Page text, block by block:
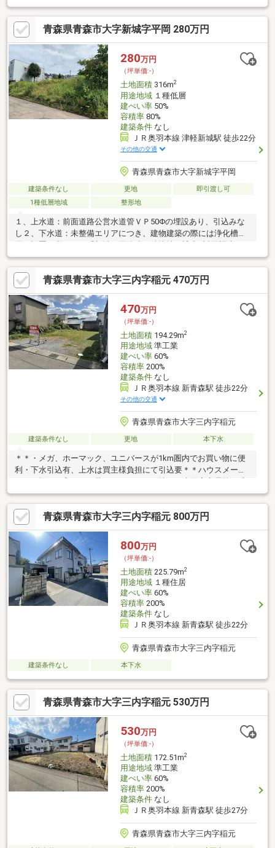
青森県青森市大字新城字平岡 280万円
280万円
（坪単価:-）
土地面積316m2
用途地域１種低層
建ぺい率50%
容積率80%
建築条件なし
ＪＲ奥羽本線 津軽新城駅 徒歩22分
その他の交通
青森県青森市大字新城字平岡
建築条件なし 更地
即引渡し可
1種低層地域
整形地
１、上水道：前面道路公営水道管ＶＰ50Φの埋設あり、引込みな
し２、下水道：未整備エリアにつき、建物建築の際には浄化槽設
備の設置が必要３、『新城平岡遺跡』隣接地に該当※試掘調査に
ついては任意４、現状有姿（売主の契約不適合責任免責）でのお
引き渡し
青森県青森市大字三内字稲元 470万円
470万円
（坪単価:-）
土地面積194.29m2
用途地域準工業
建ぺい率60%
容積率200%
建築条件なし
ＪＲ奥羽本線 新青森駅 徒歩22分
その他の交通
青森県青森市大字三内字稲元
建築条件なし 更地 本下水
＊＊・メガ、ホーマック、ユニバースが1km圏内でお買い物に便
利・下水引込有、上水は買主様負担にて引込要＊＊ハウスメーカ
えるマイホームなら「おうち情報館」。設計費用や設備までコミ
コミ価格！お気軽にお問い合わせください。＊＊近隣＊＊【通
学】三内小学校まで約1200m/三内中学校まで約1400m【生活】市
営バス「ヤクルト前」バス停まで約200m徒歩3分/青森三内郵便局
まで約120m徒歩2分/メガ石江店まで約350m徒歩5分/ユニバース
三内店まで約950m＊＊備考＊＊セットバック有 約2㎡
青森県青森市大字三内字稲元 800万円
800万円
（坪単価:-）
土地面積225.79m2
用途地域１種住居
建ぺい率60%
容積率200%
建築条件なし
ＪＲ奥羽本線 新青森駅 徒歩22分
青森県青森市大字三内字稲元
建築条件なし 本下水
青森県青森市大字三内字稲元 530万円
530万円
（坪単価:-）
土地面積172.51m2
用途地域準工業
建ぺい率60%
容積率200%
建築条件なし
ＪＲ奥羽本線 新青森駅 徒歩27分
青森県青森市大字三内字稲元